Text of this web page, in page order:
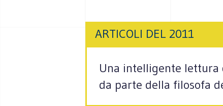
ARTICOLI DEL 2011
Una intelligente lettura
da parte della filosofa